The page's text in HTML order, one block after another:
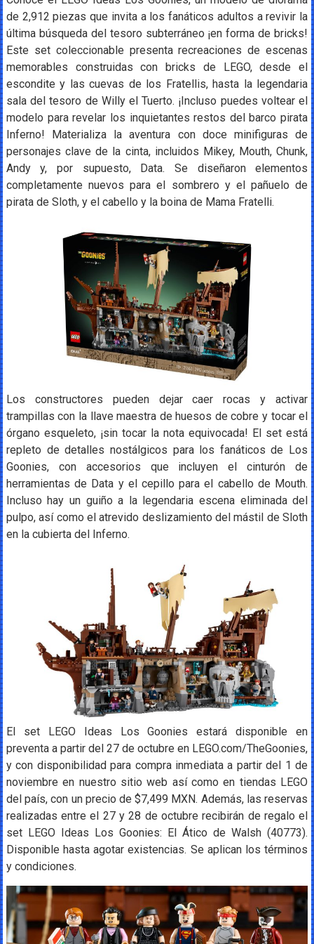
de 2,912 piezas que invita a los fanáticos adultos a revivir la
última búsqueda del tesoro subterráneo ¡en forma de bricks!
Este set coleccionable presenta recreaciones de escenas
memorables construidas con bricks de LEGO, desde el
escondite y las cuevas de los Fratellis, hasta la legendaria
sala del tesoro de Willy el Tuerto. ¡Incluso puedes voltear el
modelo para revelar los inquietantes restos del barco pirata
Inferno! Materializa la aventura con doce minifiguras de
personajes clave de la cinta, incluidos Mikey, Mouth, Chunk,
Andy y, por supuesto, Data. Se diseñaron elementos
completamente nuevos para el sombrero y el pañuelo de
pirata de Sloth, y el cabello y la boina de Mama Fratelli.
Los constructores pueden dejar caer rocas y activar
trampillas con la llave maestra de huesos de cobre y tocar el
órgano esqueleto, ¡sin tocar la nota equivocada! El set está
repleto de detalles nostálgicos para los fanáticos de Los
Goonies, con accesorios que incluyen el cinturón de
herramientas de Data y el cepillo para el cabello de Mouth.
Incluso hay un guiño a la legendaria escena eliminada del
pulpo, así como el atrevido deslizamiento del mástil de Sloth
en la cubierta del Inferno.
El set LEGO Ideas Los Goonies estará disponible en
preventa a partir del 27 de octubre en LEGO.com/TheGoonies,
y con disponibilidad para compra inmediata a partir del 1 de
noviembre en nuestro sitio web así como en tiendas LEGO
del país, con un precio de $7,499 MXN. Además, las reservas
realizadas entre el 27 y 28 de octubre recibirán de regalo el
set LEGO Ideas Los Goonies: El Ático de Walsh (40773).
Disponible hasta agotar existencias. Se aplican los términos
y condiciones.